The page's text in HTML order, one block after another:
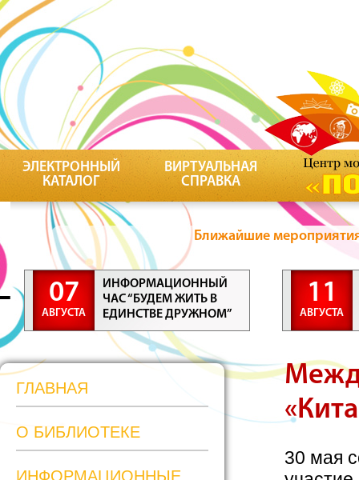
ЭЛЕКТРОННЫЙ
КАТАЛОГ
ВИРТУАЛЬНАЯ
СПРАВКА
Ближайшие
07
АВГУСТА
ИНФОРМАЦИОННЫЙ
ЧАС “БУДЕМ ЖИТЬ В
ЕДИНСТВЕ ДРУЖНОМ”
11
АВГУСТА
ГЛАВНАЯ
О БИБЛИОТЕКЕ
ИНФОРМАЦИОННЫЕ
30 мая